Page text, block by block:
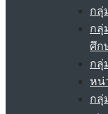
กลุ่
กลุ่
ศึก
กลุ่
หน่
กลุ่